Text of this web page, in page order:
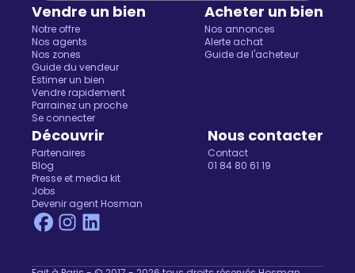
Vendre un bien
Notre offre
Nos agents
Nos zones
Guide du vendeur
Estimer un bien
Vendre rapidement
Parrainez un proche
Se connecter
Acheter un bien
Nos annonces
Alerte achat
Guide de l'acheteur
Découvrir
Partenaires
Blog
Presse et media kit
Jobs
Devenir agent Hosman
Nous contacter
Contact
01 84 80 61 19